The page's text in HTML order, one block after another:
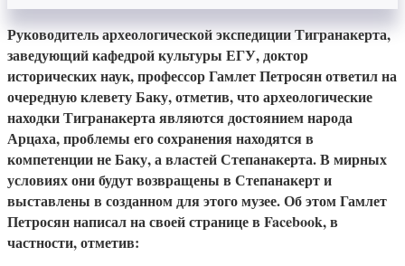
Руководитель археологической экспедиции Тигранакерта,
заведующий кафедрой культуры ЕГУ, доктор
исторических наук, профессор Гамлет Петросян ответил на
очередную клевету Баку, отметив, что археологические
находки Тигранакерта являются достоянием народа
Арцаха, проблемы его сохранения находятся в
компетенции не Баку, а властей Степанакерта. В мирных
условиях они будут возвращены в Степанакерт и
выставлены в созданном для этого музее. Об этом Гамлет
Петросян написал на своей странице в Facebook, в
частности, отметив: